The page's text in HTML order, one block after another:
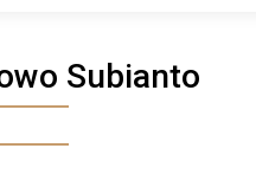
Subianto